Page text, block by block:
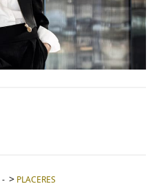
- PLACERES